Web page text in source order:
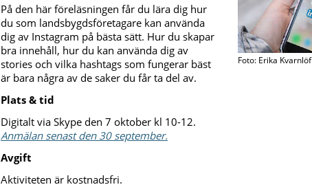
Foto: Erika Kvarnlöf
På den här föreläsningen får du lära dig hur
du som landsbygdsföretagare kan använda
dig av Instagram på bästa sätt. Hur du skapar
bra innehåll, hur du kan använda dig av
stories och vilka hashtags som fungerar bäst
är bara några av de saker du får ta del av.
Plats & tid
Digitalt via Skype den 7 oktober kl 10-12.
Anmälan senast den 30 september.
Avgift
Aktiviteten är kostnadsfri.